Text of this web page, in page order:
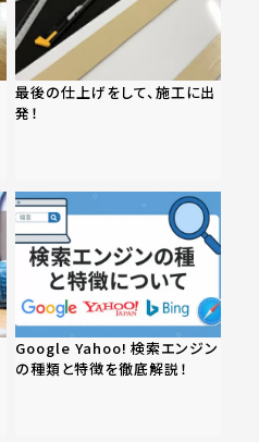
最後の仕上げをして、施工に出
発！
Google Yahoo! 検索エンジン
の種類と特徴を徹底解説！